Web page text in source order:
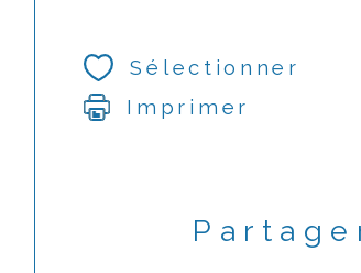
Sélectionner
Imprimer